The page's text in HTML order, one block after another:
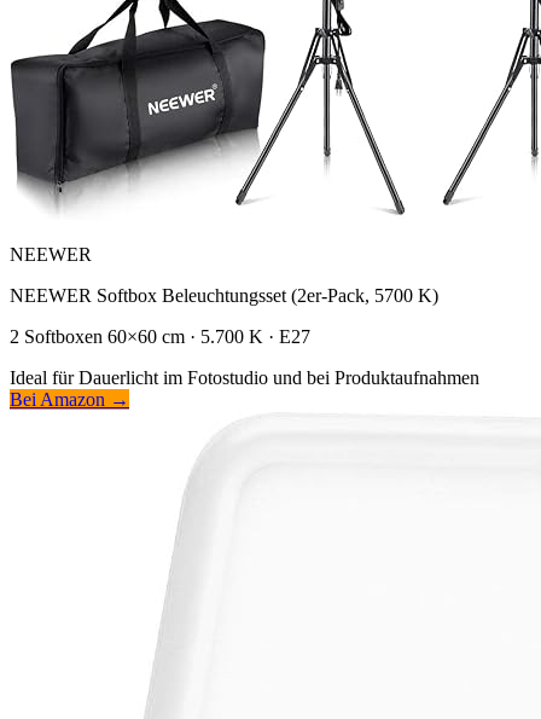
NEEWER
NEEWER Softbox Beleuchtungsset (2er-Pack, 5700 K)
2 Softboxen 60×60 cm · 5.700 K · E27
Ideal für Dauerlicht im Fotostudio und bei Produktaufnahmen
Bei Amazon →